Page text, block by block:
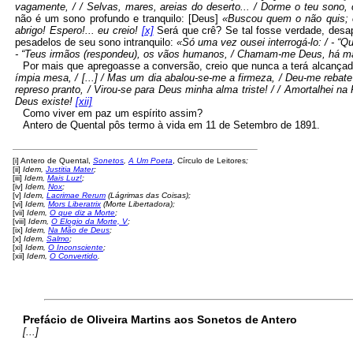
vagamente, / / Selvas, mares, areias do deserto... / Dorme o teu
não é um sono profundo e tranquilo: [Deus] «Buscou quem o não
abrigo! Espero!... eu creio! [x]Será que crê? Se tal fosse verdade,
pesadelos de seu sono intranquilo:«Só uma vez ousei interrogá-lo: /-
- “Teus irmãos (respondeu), os vãos humanos, / Chamam-me Deus,
Por mais que apregoasse a conversão, creio que nunca a terá
ímpia mesa, / [... ]/ Mas um dia abalou-se-me a firmeza, / Deu-me
represo pranto, / Virou-se para Deus minha alma triste! / / Amortalhei
Deus existe! [xii]
Como viver em paz um espírito assim?
Antero de Quental pôs termo à vida em 11 de Setembro de 1891.
[i] Antero de Quental, Sonetos A Um Poeta , Círculo de Leitores;
[ii] Idem, Justitia Mater;
[iii] Idem, Mais Luz!;
[iv] Idem, Nox;
[v] Idem, Lacrimae Rerum (Lágrimas das Coisas);
[vi] Idem, Mors Liberatrix (Morte Libertadora);
[vii] Idem, O que diz a Morte;
[viii] Idem, O Elogio da Morte, V;
[ix] Idem, Na Mão de Deus;
[x] Idem, Salmo;
[xi] Idem, O Inconsciente;
[xii] Idem, O Convertido
Prefácio de Oliveira Martins aos Sonetos de Antero
[...]